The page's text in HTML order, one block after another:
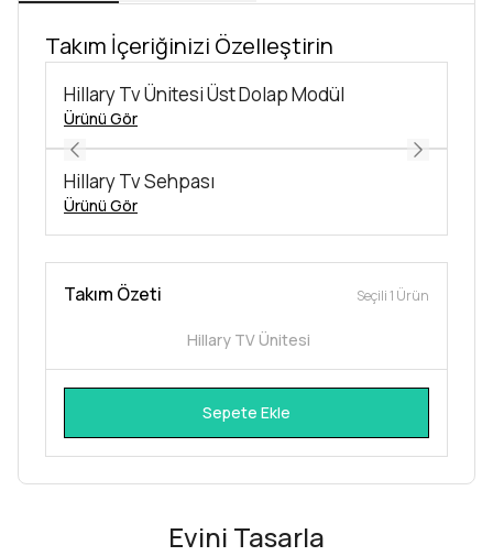
Takım İçeriğinizi Özelleştirin
Hillary Tv Ünitesi Üst Dolap Modül
Ürünü Gör
Hillary Tv Sehpası
Ürünü Gör
Takım Özeti Seçili 1 Ürün
Hillary TV Ünitesi
Sepete Ekle
Evini Tasarla